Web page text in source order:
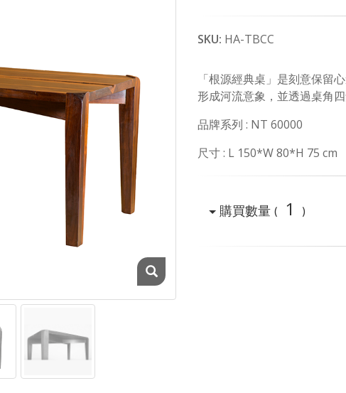
SKU: HA-TBCC
「根源經典桌」是刻意保留
形成河流意象，並透過桌角
品牌系列 : NT 60000
尺寸 : L 150*W 80*H 75 cm
購買數量 ( 1 )